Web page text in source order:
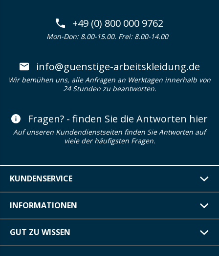
+49 (0) 800 000 9762
Mon-Don: 8.00-15.00. Frei: 8.00-14.00
info@guenstige-arbeitskleidung.de
Wir bemühen uns, alle Anfragen an Werktagen innerhalb von
24 Stunden zu beantworten.
Fragen? - finden Sie die Antworten hier
Auf unseren Kundendienstseiten finden Sie Antworten auf
viele der häufigsten Fragen.
KUNDENSERVICE
INFORMATIONEN
GUT ZU WISSEN